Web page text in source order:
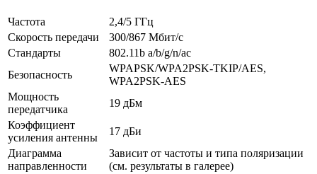
Частота
2,4/5 ГГц
Скорость передачи
300/867 Мбит/с
Стандарты
802.11b a/b/g/n/ac
Безопасность
WPAPSK/WPA2PSK-TKIP/AES,
WPA2PSK-AES
Мощность
передатчика
19 дБм
Коэффициент
усиления антенны
17 дБи
Диаграмма
направленности
Зависит от частоты и типа поляризации
(см. результаты в галерее)